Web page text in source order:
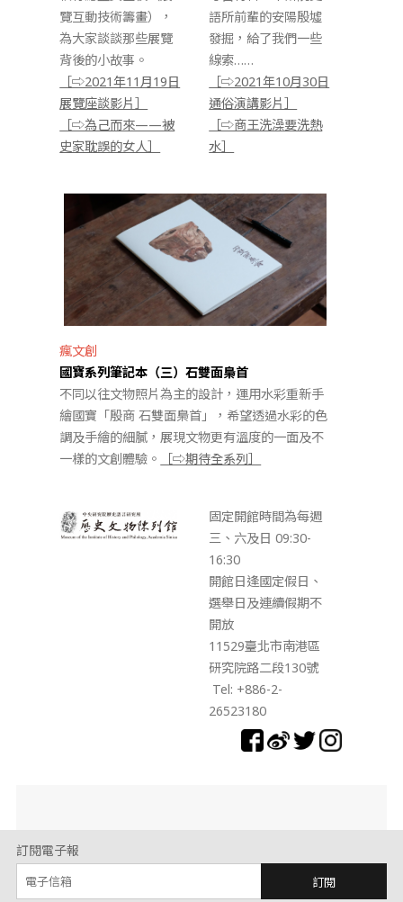
覽互動技術籌畫），
為大家談談那些展覽
背後的小故事。
［⇨2021年11月19日
展覽座談影片］
［⇨為己而來——被
史家耽誤的女人］
語所前輩的安陽殷墟
發掘，給了我們一些
線索……
［⇨2021年10月30日
通俗演講影片］
［⇨商王洗澡要洗熱
水］
瘋文創
國寶系列筆記本（三）石雙面梟首
不同以往文物照片為主的設計，運用水彩重新手
繪國寶「殷商 石雙面梟首」，希望透過水彩的色
調及手繪的細膩，展現文物更有溫度的一面及不
一樣的文創體驗。
［⇨期待全系列］
固定開館時間為每週
三、六及日 09:30-
16:30
開館日逢國定假日、
選舉日及連續假期不
開放
11529臺北市南港區
研究院路二段130號
Tel: +886-2-
26523180
訂閱電子報
訂閱